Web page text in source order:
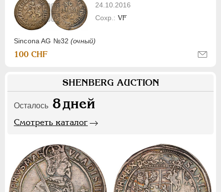
24.10.2016
Sincona AG №32(очный)
VF
100 CHF
SHENBERG AUCTION
Осталось 8дней
Смотреть каталог